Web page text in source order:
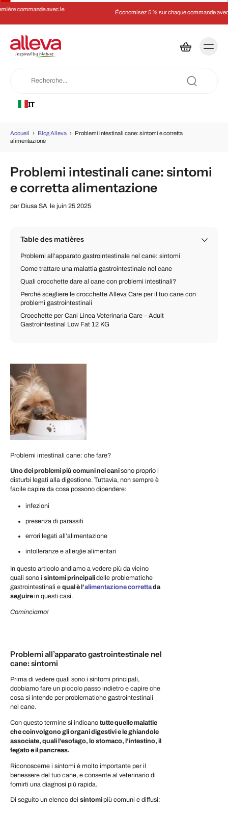
Économisez 5 % sur chaque commande avec un abonnement
IT
Accueil › Blog Alleva › Problemi intestinali cane: sintomi e corretta
alimentazione
Problemi intestinali cane: sintomi
e corretta alimentazione
par Diusa SA le juin 25 2025
Table des matières
Problemi all’apparato gastrointestinale nel cane: sintomi
Come trattare una malattia gastrointestinale nel cane
Quali crocchette dare al cane con problemi intestinali?
Perché scegliere le crocchette Alleva Care per il tuo cane con
problemi gastrointestinali
Crocchette per Cani Linea Veterinaria Care – Adult
Gastrointestinal Low Fat 12 KG
Problemi intestinali cane: che fare?
Uno dei problemi più comuni nei canisono proprio i
disturbi legati alla digestione. Tuttavia, non sempre è
facile capire da cosa possono dipendere:
infezioni
presenza di parassiti
errori legati all’alimentazione
intolleranze e allergie alimentari
In questo articolo andiamo a vedere più da vicino
quali sono i sintomi principalidelle problematiche
gastrointestinali e qual è l’alimentazione correttada
seguirein questi casi.
Cominciamo!
Problemi all’apparato gastrointestinale nel
cane: sintomi
Prima di vedere quali sono i sintomi principali,
dobbiamo fare un piccolo passo indietro e capire che
cosa si intende per problematiche gastrointestinali
nel cane.
Con questo termine si indicano tutte quelle malattie
che coinvolgono gli organi digestivi e le ghiandole
associate, quali l’esofago, lo stomaco, l’intestino, il
fegato e il pancreas.
Riconoscerne i sintomi è molto importante per il
benessere del tuo cane, e consente al veterinario di
fornirti una diagnosi più rapida.
Di seguito un elenco dei sintomipiù comuni e diffusi: